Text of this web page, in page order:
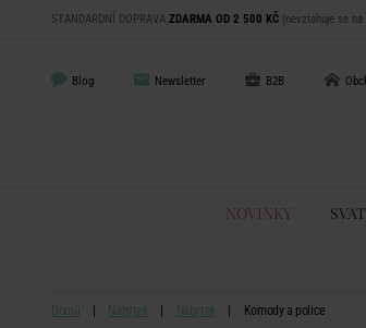
STANDARDNÍ DOPRAVA ZDARMA OD 2 500 KČ (nevztahuje se
Blog Newsletter B2B
NOVINKY
Domů Nábytek Nábytek Komody a police